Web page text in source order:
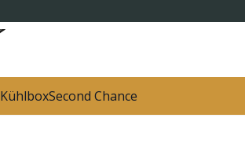
KühlboxSecond Chance